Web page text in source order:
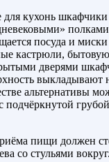
кухонь шкафчики
полками
посуда и миски
кастрюли,
дверями
выкладывают
альтернативы
подчёркнутой
пищи должен
со стульями вокруг.